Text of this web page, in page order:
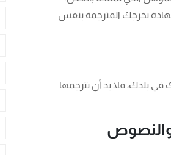
تخرجك المترجمة بنفس
بلدك، فلا بد أن تترجمها